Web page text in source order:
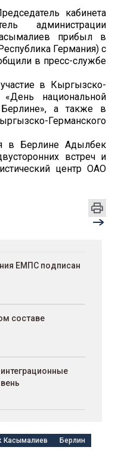
кабинета
администрации
прибыл в
Германия) с
в пресс-службе
в Кыргызско-
национальной
а также в
Германского
в Берлине Адылбек
встреч и
центр ОАО
ЕМПС подписан
составе
Касымалиев Берлин